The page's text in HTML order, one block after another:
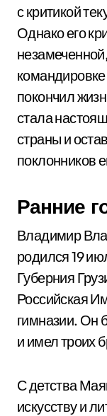
с критикой
Однако его
покончил
стала
страны и
поклонников
Ранние
Владимир
родился 19
Губерния
Российская
гимназии. Он
и имел троих
С детства
искусству и